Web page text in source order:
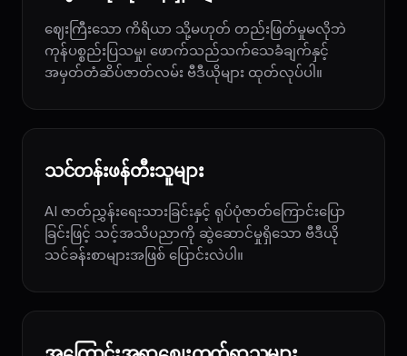
ဈေးကြီးသော ကိရိယာ သို့မဟုတ် တည်းဖြတ်မှုမလိုဘဲ
ကုန်ပစ္စည်းပြသမှု၊ ဖောက်သည်သက်သေခံချက်နှင့်
အမှတ်တံဆိပ်ဇာတ်လမ်း ဗီဒီယိုများ ထုတ်လုပ်ပါ။
သင်တန်းဖန်တီးသူများ
AI ဇာတ်ညွှန်းရေးသားခြင်းနှင့် ရုပ်ပုံဇာတ်ကြောင်းပြော
ခြင်းဖြင့် သင့်အသိပညာကို ဆွဲဆောင်မှုရှိသော ဗီဒီယို
သင်ခန်းစာများအဖြစ် ပြောင်းလဲပါ။